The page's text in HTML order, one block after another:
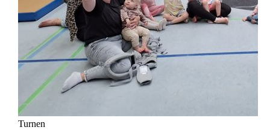
Turnen